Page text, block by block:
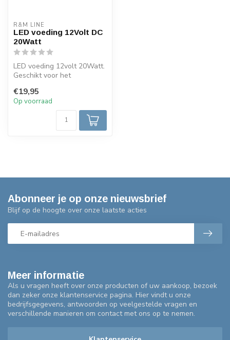
R&M LINE
LED voeding 12Volt DC
20Watt
LED voeding 12volt 20Watt.
Geschikt voor het
LED verl...
€19,95
Op voorraad
Meer informatie
Als u vragen heeft over onze producten of uw aankoop, bezoek
dan zeker onze klantenservice pagina. Hier vindt u onze
bedrijfsgegevens, antwoorden op veelgestelde vragen en
verschillende manieren om contact met ons op te nemen.
Abonneer je op onze nieuwsbrief
Blijf op de hoogte over onze laatste acties